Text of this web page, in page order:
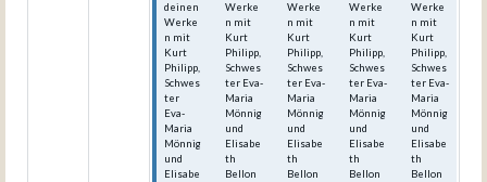
deinen
Werke
n mit
Kurt
Philipp,
Schwes
ter
Eva-
Maria
Mönnig
und
Elisabe
Werke
n mit
Kurt
Philipp,
Schwes
ter Eva-
Maria
Mönnig
und
Elisabe
th
Bellon
Werke
n mit
Kurt
Philipp,
Schwes
ter Eva-
Maria
Mönnig
und
Elisabe
th
Bellon
Werke
n mit
Kurt
Philipp,
Schwes
ter Eva-
Maria
Mönnig
und
Elisabe
th
Bellon
Werke
n mit
Kurt
Philipp,
Schwes
ter Eva-
Maria
Mönnig
und
Elisabe
th
Bellon